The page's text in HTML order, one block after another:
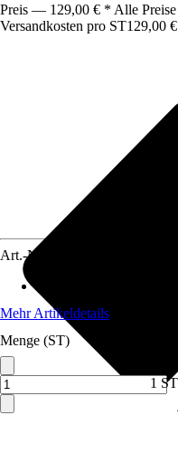
Preis — 129,00 € * Alle
Versandkosten pro ST129,00 €
Art.-Nr.
49.6
Mehr Artikeldetails
Menge (ST)
1 ST